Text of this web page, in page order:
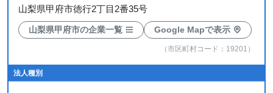
山梨県甲府市徳行2丁目2番35号
山梨県甲府市の企業一覧 Google Mapで表示
（市区町村コード：19201）
法人種別